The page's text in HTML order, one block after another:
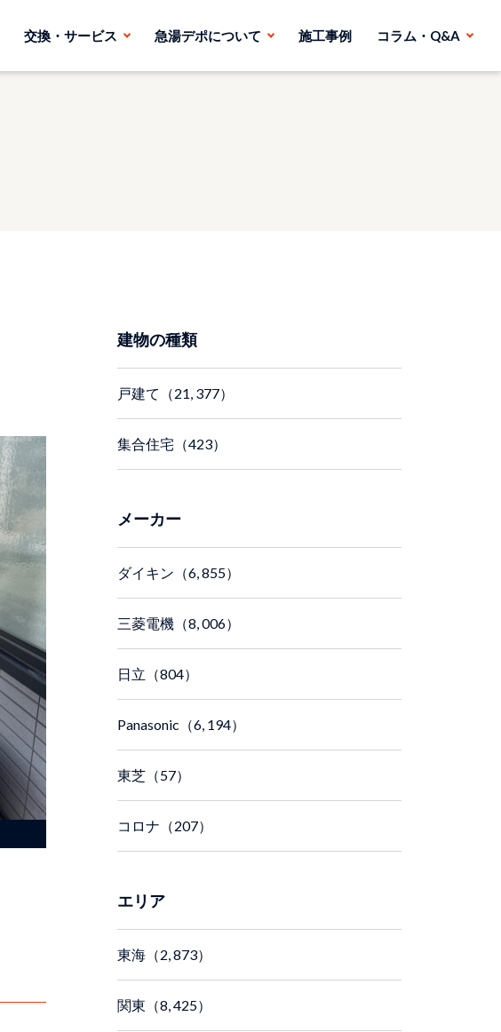
交換・サービス 急湯デポについて 施工事例 コラム・Q&A
建物の種類
戸建て（21, 377）
集合住宅（423）
メーカー
ダイキン（6, 855）
三菱電機（8, 006）
日立（804）
Panasonic（6, 194）
東芝（57）
コロナ（207）
エリア
東海（2, 873）
関東（8, 425）